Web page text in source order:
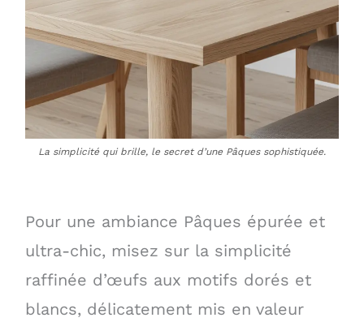
La simplicité qui brille, le secret d’une Pâques sophistiquée.
Pour une ambiance Pâques épurée et
ultra-chic, misez sur la simplicité
raffinée d’œufs aux motifs dorés et
blancs, délicatement mis en valeur